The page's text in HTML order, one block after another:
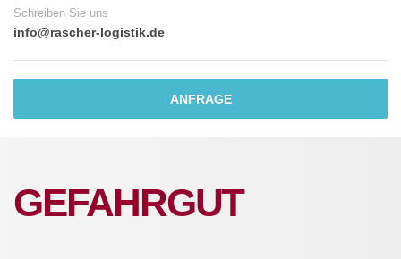
Schreiben Sie uns
info@rascher-logistik.de
ANFRAGE
GEFAHRGUT